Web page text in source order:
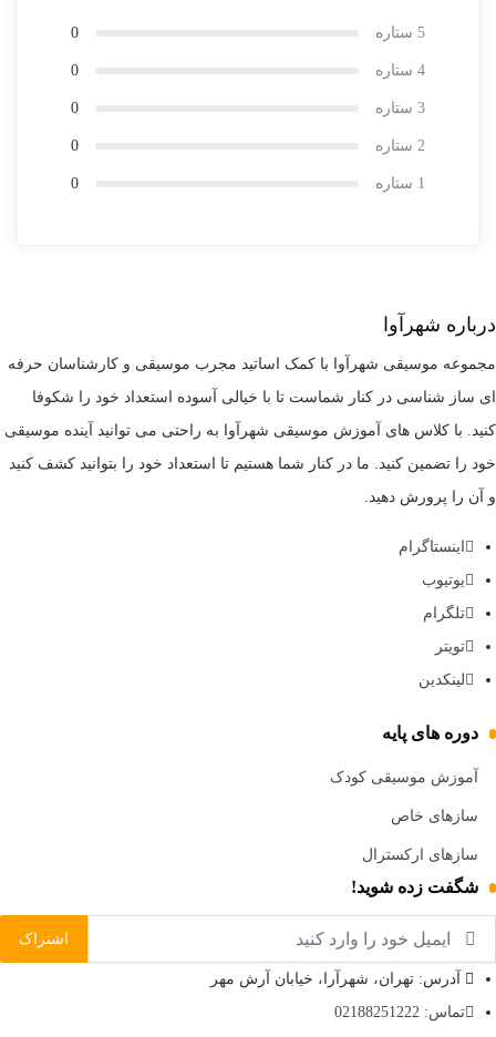
5 ستاره 0
4 ستاره 0
3 ستاره 0
2 ستاره 0
1 ستاره 0
درباره شهرآوا
مجموعه موسیقی شهرآوا با کمک اساتید مجرب موسیقی و کارشناسان حرفه
ای ساز شناسی در کنار شماست تا با خیالی آسوده استعداد خود را شکوفا
کنید. با کلاس های آموزش موسیقی شهرآوا به راحتی می توانید آینده موسیقی
خود را تضمین کنید. ما در کنار شما هستیم تا استعداد خود را بتوانید کشف کنید
و آن را پرورش دهید.
اینستاگرام
یوتیوب
تلگرام
تویتر
لینکدین
دوره های پایه
آموزش موسیقی کودک
سازهای خاص
سازهای ارکسترال
شگفت زده شوید!
آدرس: تهران، شهرآرا، خیابان آرش مهر
تماس: 02188251222